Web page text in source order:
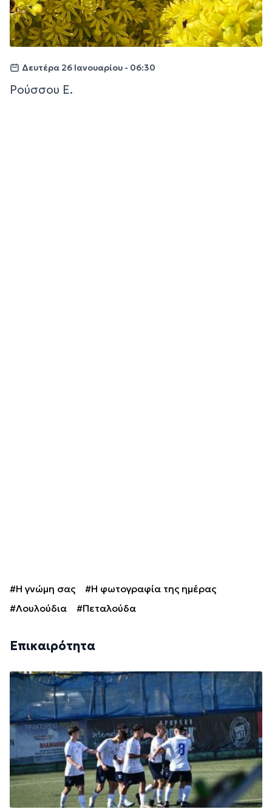
Δευτέρα 26 Ιανουαρίου - 06:30
Ρούσσου Ε.
#Η γνώμη σας
#Η φωτογραφία της ημέρας
#Λουλούδια
#Πεταλούδα
Επικαιρότητα